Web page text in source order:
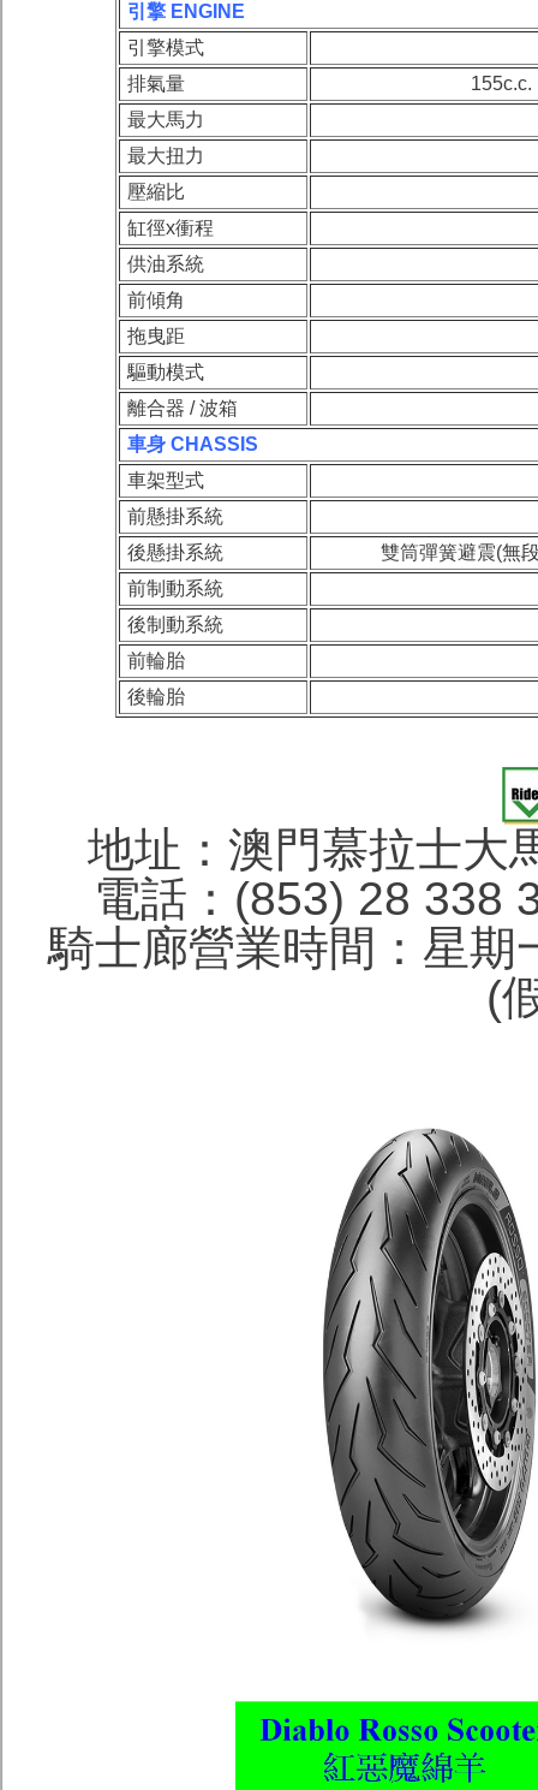
引擎 ENGINE
引擎模式
排氣量
155c.c.
最大馬力
最大扭力
壓縮比
缸徑x衝程
供油系統
前傾角
拖曳距
驅動模式
離合器 / 波箱
車身 CHASSIS
車架型式
前懸掛系統
後懸掛系統
雙筒彈簧避震(無
前制動系統
後制動系統
前輪胎
後輪胎
地址：澳門慕拉士大
電話：(853) 28 338
騎士廊營業時間：星期
(